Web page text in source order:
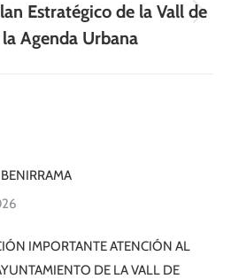
Publicación
siguiente:
Estratégico de la Vall de
Agenda Urbana
IMPORTANTE ATENCIÓN AL
DE LA VALL DE